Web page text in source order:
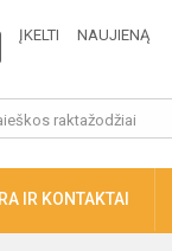
ĮKELTI NAUJIENĄ
IR KONTAKTAI